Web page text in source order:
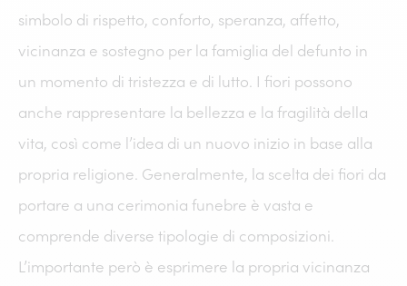
simbolo di rispetto, conforto, speranza, affetto,
vicinanza e sostegno per la famiglia del defunto in
un momento di tristezza e di lutto. I fiori possono
anche rappresentare la bellezza e la fragilità della
vita, così come l’idea di un nuovo inizio in base alla
propria religione. Generalmente, la scelta dei fiori da
portare a una cerimonia funebre è vasta e
comprende diverse tipologie di composizioni.
L’importante però è esprimere la propria vicinanza